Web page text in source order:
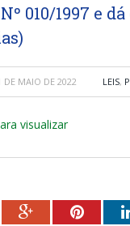
010/1997 e
DE MAIO DE 2022 LEIS,
visualizar
Google+